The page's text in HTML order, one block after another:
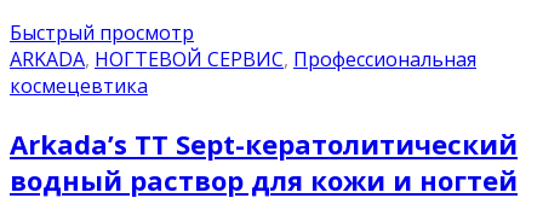
Быстрый просмотр
ARKADA, НОГТЕВОЙ СЕРВИС, Профессиональная
космецевтика
Arkada’s TT Sept-кератолитический
водный раствор для кожи и ногтей